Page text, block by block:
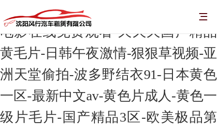
毛片无码一区二区三区a片视频-黄色
电影在线免费观看-久久久国产精品
黄毛片-日韩午夜激情-狠狠草视频-亚
洲天堂偷拍-波多野结衣91-日本黄色
一区-最新中文av-黄色片成人-黄色一
级片毛片-国产精品3区-欧美极品第